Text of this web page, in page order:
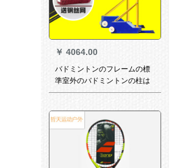
￥ 4064.00
バドミントンのフレームの標
準室外のバドミントンの柱は
テニスネットのステントを移
トとバドミントンの網棚の重
量は70キロです。